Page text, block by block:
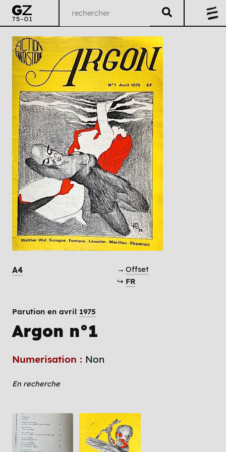
A4 → Offset
↪ FR
Parution en avril 1975
Argon n°1
Numerisation : Non
En recherche